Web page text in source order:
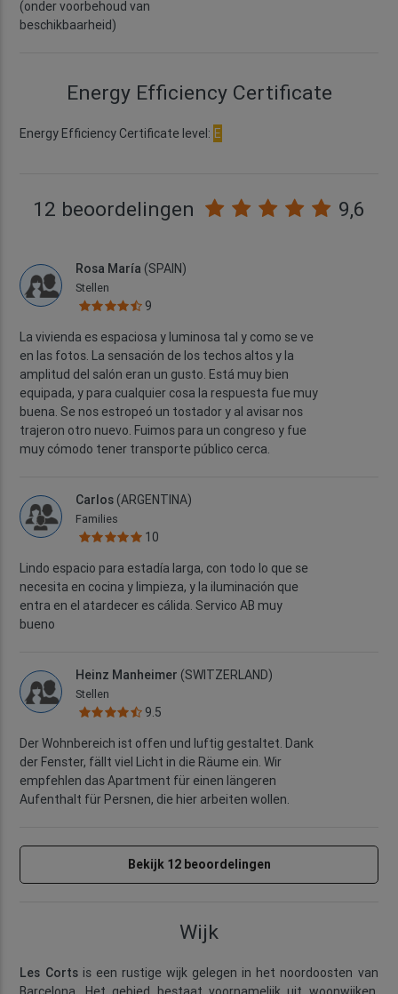
(onder voorbehoud van
beschikbaarheid)
Energy Efficiency Certificate
Energy Efficiency Certificate level: E
12 beoordelingen 9,6
Rosa María (SPAIN)
Stellen
9
La vivienda es espaciosa y luminosa tal y como se ve
en las fotos. La sensación de los techos altos y la
amplitud del salón eran un gusto. Está muy bien
equipada, y para cualquier cosa la respuesta fue muy
buena. Se nos estropeó un tostador y al avisar nos
trajeron otro nuevo. Fuimos para un congreso y fue
muy cómodo tener transporte público cerca.
Carlos (ARGENTINA)
Families
10
Lindo espacio para estadía larga, con todo lo que se
necesita en cocina y limpieza, y la iluminación que
entra en el atardecer es cálida. Servico AB muy
bueno
Heinz Manheimer (SWITZERLAND)
Stellen
9.5
Der Wohnbereich ist offen und luftig gestaltet. Dank
der Fenster, fällt viel Licht in die Räume ein. Wir
empfehlen das Apartment für einen längeren
Aufenthalt für Persnen, die hier arbeiten wollen.
Bekijk 12 beoordelingen
Wijk
Les Cortsis een rustige wijk gelegen in het noordoosten van